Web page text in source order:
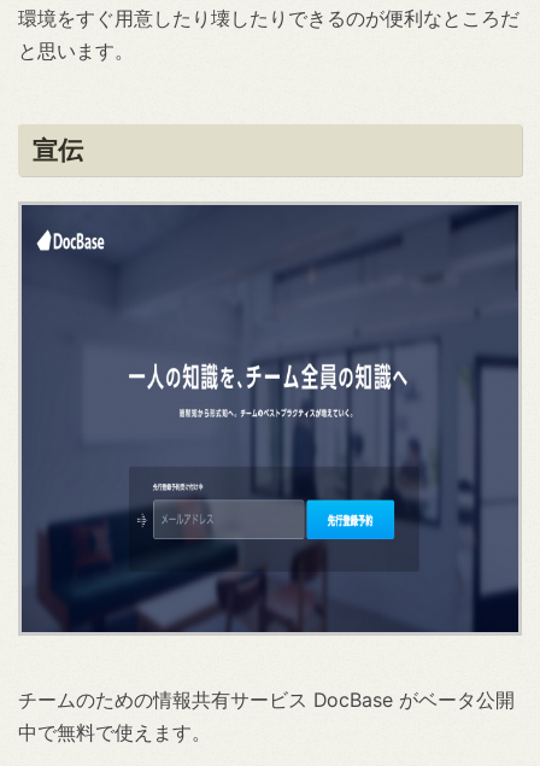
環境をすぐ用意したり壊したりできるのが便利なところだ
と思います。
宣伝
チームのための情報共有サービス DocBase がベータ公開
中で無料で使えます。